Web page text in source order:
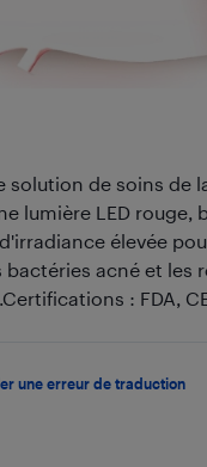
solution de soins de
lumière LED rouge,
élevée
acné et les
: FDA,
une erreur de traduction